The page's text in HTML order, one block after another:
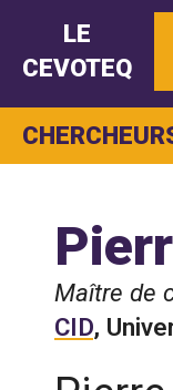
LE
CEVOTEQ
Maître de
CID,